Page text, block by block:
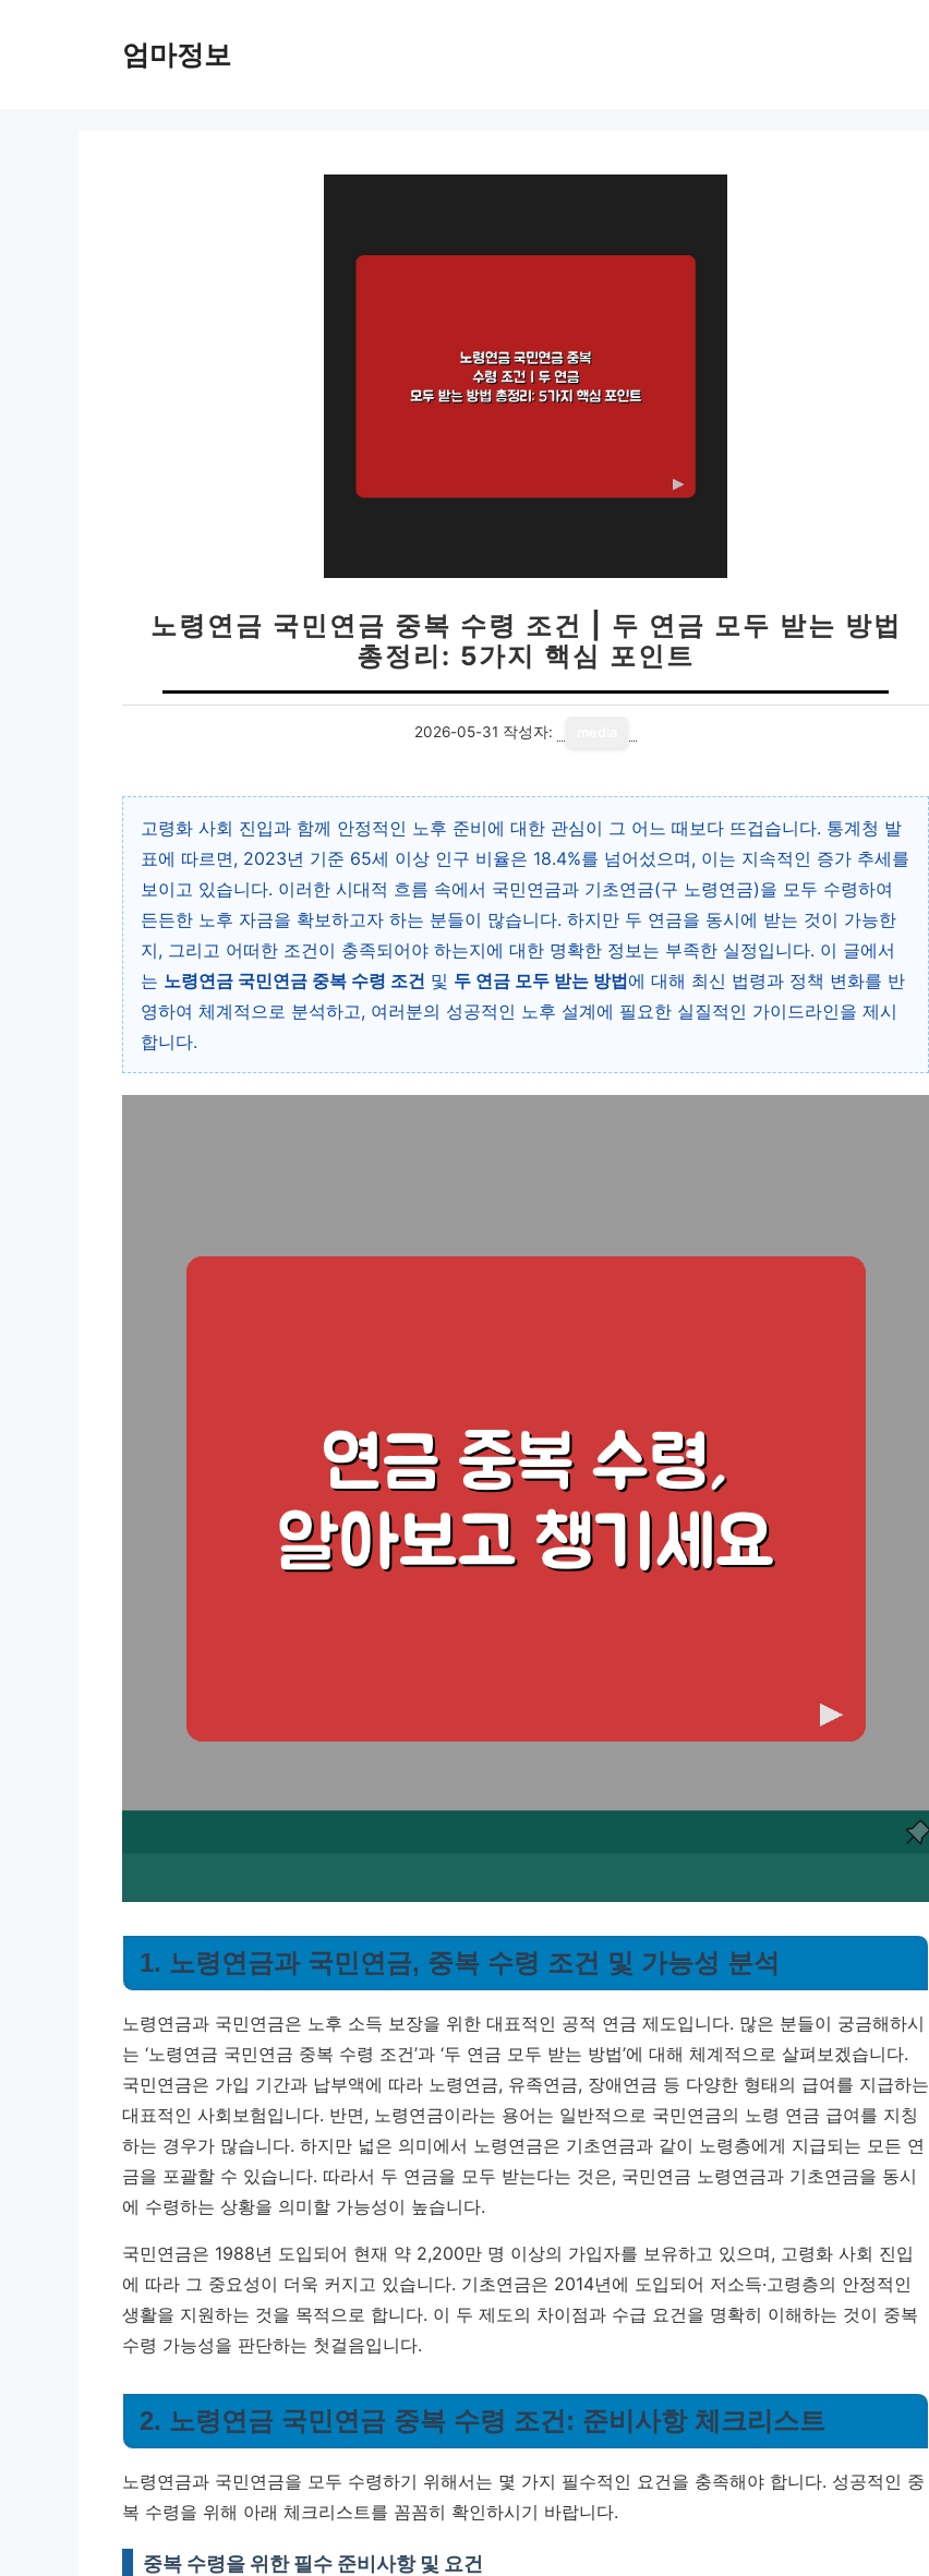
엄마정보
노령연금 국민연금 중복 수령 조건 | 두 연금 모두 받는 방법
총정리: 5가지 핵심 포인트
2026-05-31 작성자:
고령화 사회 진입과 함께 안정적인 노후 준비에 대한 관심이 그 어느 때보다 뜨겁습니다. 통계청 발
표에 따르면, 2023년 기준 65세 이상 인구 비율은 18.4%를 넘어섰으며, 이는 지속적인 증가 추세를
보이고 있습니다. 이러한 시대적 흐름 속에서 국민연금과 기초연금(구 노령연금)을 모두 수령하여
든든한 노후 자금을 확보하고자 하는 분들이 많습니다. 하지만 두 연금을 동시에 받는 것이 가능한
지, 그리고 어떠한 조건이 충족되어야 하는지에 대한 명확한 정보는 부족한 실정입니다. 이 글에서
는 노령연금 국민연금 중복 수령 조건 및 두 연금 모두 받는 방법에 대해 최신 법령과 정책 변화를 반
영하여 체계적으로 분석하고, 여러분의 성공적인 노후 설계에 필요한 실질적인 가이드라인을 제시
합니다.
1. 노령연금과 국민연금, 중복 수령 조건 및 가능성 분석
노령연금과 국민연금은 노후 소득 보장을 위한 대표적인 공적 연금 제도입니다. 많은 분들이 궁금해하시
는 ‘노령연금 국민연금 중복 수령 조건’과 ‘두 연금 모두 받는 방법’에 대해 체계적으로 살펴보겠습니다.
국민연금은 가입 기간과 납부액에 따라 노령연금, 유족연금, 장애연금 등 다양한 형태의 급여를 지급하는
대표적인 사회보험입니다. 반면, 노령연금이라는 용어는 일반적으로 국민연금의 노령 연금 급여를 지칭
하는 경우가 많습니다. 하지만 넓은 의미에서 노령연금은 기초연금과 같이 노령층에게 지급되는 모든 연
금을 포괄할 수 있습니다. 따라서 두 연금을 모두 받는다는 것은, 국민연금 노령연금과 기초연금을 동시
에 수령하는 상황을 의미할 가능성이 높습니다.
국민연금은 1988년 도입되어 현재 약 2,200만 명 이상의 가입자를 보유하고 있으며, 고령화 사회 진입
에 따라 그 중요성이 더욱 커지고 있습니다. 기초연금은 2014년에 도입되어 저소득·고령층의 안정적인
생활을 지원하는 것을 목적으로 합니다. 이 두 제도의 차이점과 수급 요건을 명확히 이해하는 것이 중복
수령 가능성을 판단하는 첫걸음입니다.
2. 노령연금 국민연금 중복 수령 조건: 준비사항 체크리스트
노령연금과 국민연금을 모두 수령하기 위해서는 몇 가지 필수적인 요건을 충족해야 합니다. 성공적인 중
복 수령을 위해 아래 체크리스트를 꼼꼼히 확인하시기 바랍니다.
중복 수령을 위한 필수 준비사항 및 요건